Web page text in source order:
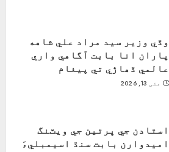
وڏي وزير سيد مراد علي شاهه
پاران انا بابت آگاهي واري
عالمي ڏھاڙي تي پيغام
مئی 13, 2026
استادن جي ڀرتين جي ويٽنگ
اميدوارن بابت سنڌ اسيمبليءَ